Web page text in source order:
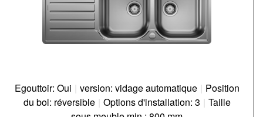
Egouttoir: Oui | version: vidage automatique | Position
du bol: réversible | Options d'installation: 3 | Taille